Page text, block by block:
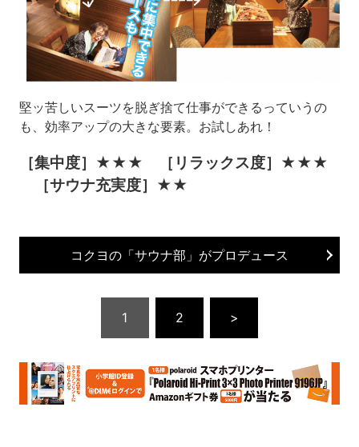
堅ッ苦しいスーツを脱ぎ捨て仕事ができるっていうの
も、効率アップの大きな要素。お試しあれ！
［集中度］★★★ ［リラックス度］★★★
［サウナ充実度］★★
コクヨの「サウナ部」がプロデュース
1 2 >